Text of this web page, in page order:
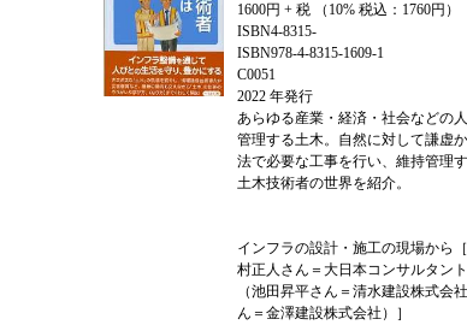
1600円 + 税 （10% 税込：1760円）
ISBN4-8315-
ISBN978-4-8315-1609-1
C0051
2022 年発行
あらゆる産業・経済・社会などの
管理する土木。自然に対して謙虚
法で必要な工事を行い、維持管理
土木技術者の世界を紹介。
インフラの設計・施工の現場から
村正人さん＝大日本コンサルタン
（池田昇平さん＝清水建設株式会
ん＝金澤建設株式会社）］